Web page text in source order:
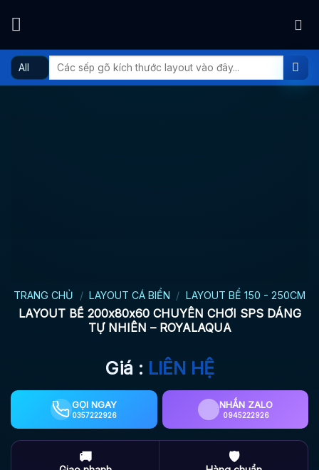
content
Tìm
kiếm:
TRANG CHỦ / LAYOUT CÁ BIỂN / LAYOUT BỂ 150 - 250CM
LAYOUT BỂ 200x80x60 CHUYÊN CHƠI SPS DÁNG
TỰ NHIÊN – ROYALAQUA
Giá : LIÊN HỆ
GỌI NGAY
0357222926
NHẮN ZALO
0945222926
🚚 🛡